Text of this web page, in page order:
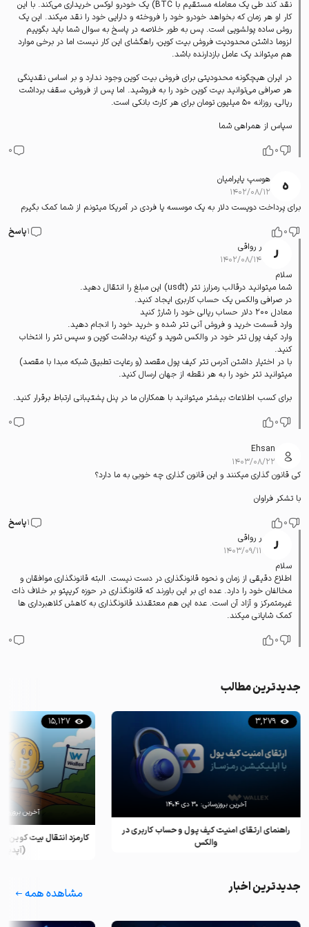
نقد کند طی یک معامله مستقیم با BTC) یک خودرو لوکس خریداری می‌کند. با این
کار او هر زمان که بخواهد خودرو خود را فروخته و دارایی خود را نقد میکند. این یک
روش ساده پولشویی است. پس به طور خلاصه در پاسخ به سوال شما باید بگوییم
لزوما داشتن محدودیت فروش بیت کوین، راهگشای این کار نیست اما در برخی موارد
هم میتواند یک عامل بازدارنده باشد.
در ایران هیچگونه محدودیتی برای فروش بیت کوین وجود ندارد و بر اساس نقدینگی
هر صرافی می‌توانید بیت کوین خود را به فروشید. اما پس از فروش، سقف برداشت
ریالی، روزانه 50 میلیون تومان برای هر کارت بانکی است.
سپاس از همراهی شما
0
0
هوسپ یایرامیان
۱۴۰۲/۰۸/۱۲
برای پرداخت دویست دلار به یک موسسه یا فردی در آمریکا میتونم از شما کمک بگیرم
0
1پاسخ
ر رواقی
۱۴۰۲/۰۸/۱۴
سلام
شما میتوانید درقالب رمزارز تتر (usdt) این مبلغ را انتقال دهید.
در صرافی والکس یک حساب کاربری ایجاد کنید.
معادل 200 دلار حساب ریالی خود را شارژ کنید
وارد قسمت خرید و فروش آنی تتر شده و خرید خود را انجام دهید.
وارد کیف پول تتر خود در والکس شوید و گزینه برداشت کوین و سپس تتر را انتخاب
کنید.
با در اختیار داشتن آدرس تتر کیف پول مقصد (و رعایت تطبیق شبکه مبدا با مقصد)
میتوانید تتر خود را به هر نقطه از جهان ارسال کنید.
برای کسب اطلاعات بیشتر میتوانید با همکاران ما در پنل پشتیبانی ارتباط برقرار کنید.
0
0
Ehsan
۱۴۰۳/۰۸/۲۲
کی قانون گذاری میکنند و این قانون گذاری چه خوبی به ما دارد؟
با تشکر فراوان
0
1پاسخ
ر رواقی
۱۴۰۳/۰۹/۱۱
سلام
اطلاع دقیقی از زمان و نحوه قانونگذاری در دست نیست. البته قانونگذاری موافقان و
مخالفان خود را دارد. عده ای بر این باورند که قانونگذاری در حوزه کریپتو بر خلاف ذات
غیرمتمرکز و آزاد آن است. عده این هم معتقدند قانونگذاری به کاهش کلاهبرداری ها
کمک شایانی میکند.
0
0
جدیدترین مطالب
راهنمای ارتقای امنیت کیف پول و حساب کاربری در
والکس
3,279
آخرین بروزرسانی: ۳۰ دی ۱۴۰۴
کارمزد انتقال بیت کوین
(آپدیت
15,127
آخرین
جدیدترین اخبار مشاهده همه